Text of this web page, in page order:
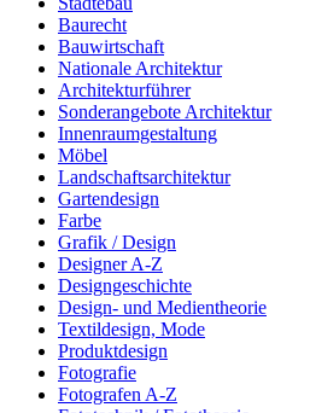
Baurecht
Bauwirtschaft
Nationale Architektur
Architekturführer
Sonderangebote Architektur
Innenraumgestaltung
Möbel
Landschaftsarchitektur
Gartendesign
Farbe
Grafik / Design
Designer A-Z
Designgeschichte
Design- und Medientheorie
Textildesign, Mode
Produktdesign
Fotografie
Fotografen A-Z